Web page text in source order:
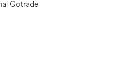
Gotrade